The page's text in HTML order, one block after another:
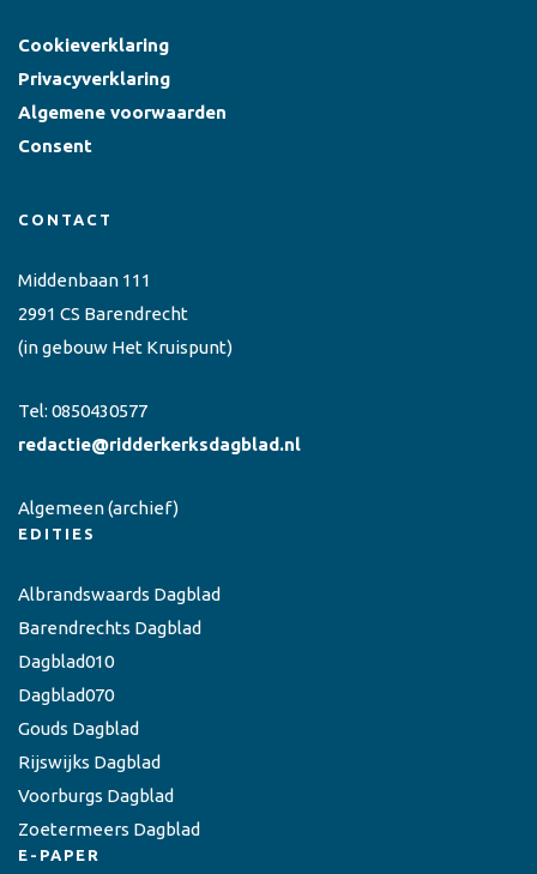
Cookieverklaring
Privacyverklaring
Algemene voorwaarden
Consent
CONTACT
Middenbaan 111
2991 CS Barendrecht
(in gebouw Het Kruispunt)
Tel: 0850430577
redactie@ridderkerksdagblad.nl
Algemeen(archief)
EDITIES
Albrandswaards Dagblad
Barendrechts Dagblad
Dagblad010
Dagblad070
Gouds Dagblad
Rijswijks Dagblad
Voorburgs Dagblad
Zoetermeers Dagblad
E-PAPER